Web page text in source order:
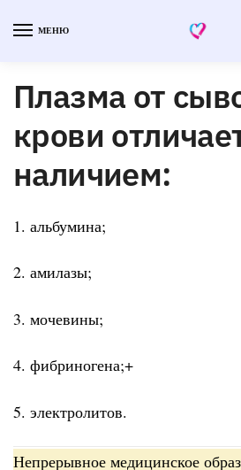
МЕНЮ
Плазма от
крови
наличием:
1. альбумина;
2. амилазы;
3. мочевины;
4. фибриногена;+
5. электролитов.
Непрерывное медицинское